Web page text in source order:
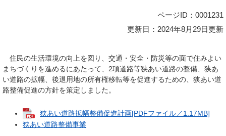
ページID：0001231
更新日：2024年8月29日更新
住民の生活環境の向上を図り、交通・安全・防災等の面で住みよい
まちづくりを進めるにあたって、2項道路等狭あい道路の整備、狭あ
い道路の拡幅、後退用地の所有権移転等を促進するための、狭あい道
路整備促進の方針を策定しました。
狭あい道路拡幅整備促進計画[PDFファイル／1.17MB]
狭あい道路整備事業